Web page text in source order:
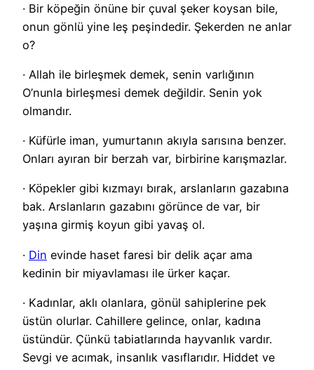
· Bir köpeğin önüne bir çuval şeker koysan bile,
onun gönlü yine leş peşindedir. Şekerden ne anlar
o?
· Allah ile birleşmek demek, senin varlığının
O’nunla birleşmesi demek değildir. Senin yok
olmandır.
· Küfürle iman, yumurtanın akıyla sarısına benzer.
Onları ayıran bir berzah var, birbirine karışmazlar.
· Köpekler gibi kızmayı bırak, arslanların gazabına
bak. Arslanların gazabını görünce de var, bir
yaşına girmiş koyun gibi yavaş ol.
· Din evinde haset faresi bir delik açar ama
kedinin bir miyavlaması ile ürker kaçar.
· Kadınlar, aklı olanlara, gönül sahiplerine pek
üstün olurlar. Cahillere gelince, onlar, kadına
üstündür. Çünkü tabiatlarında hayvanlık vardır.
Sevgi ve acımak, insanlık vasıflarıdır. Hiddet ve